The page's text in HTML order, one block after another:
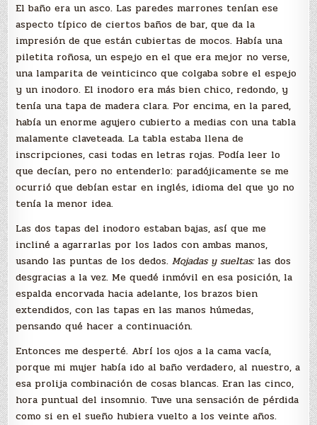
El baño era un asco. Las paredes marrones tenían ese
aspecto típico de ciertos baños de bar, que da la
impresión de que están cubiertas de mocos. Había una
piletita roñosa, un espejo en el que era mejor no verse,
una lamparita de veinticinco que colgaba sobre el espejo
y un inodoro. El inodoro era más bien chico, redondo, y
tenía una tapa de madera clara. Por encima, en la pared,
había un enorme agujero cubierto a medias con una tabla
malamente claveteada. La tabla estaba llena de
inscripciones, casi todas en letras rojas. Podía leer lo
que decían, pero no entenderlo: paradójicamente se me
ocurrió que debían estar en inglés, idioma del que yo no
tenía la menor idea.
Las dos tapas del inodoro estaban bajas, así que me
incliné a agarrarlas por los lados con ambas manos,
usando las puntas de los dedos.Mojadas y sueltas:las dos
desgracias a la vez. Me quedé inmóvil en esa posición, la
espalda encorvada hacia adelante, los brazos bien
extendidos, con las tapas en las manos húmedas,
pensando qué hacer a continuación.
Entonces me desperté. Abrí los ojos a la cama vacía,
porque mi mujer había ido al baño verdadero, al nuestro, a
esa prolija combinación de cosas blancas. Eran las cinco,
hora puntual del insomnio. Tuve una sensación de pérdida
como si en el sueño hubiera vuelto a los veinte años.